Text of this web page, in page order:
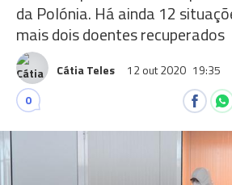
da Polónia. Há ainda 12
mais dois doentes recuperados
Cátia Teles 12 out 2020 19:35
0